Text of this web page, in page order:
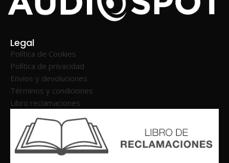
Legal
Política de Cookies
Política de privacidad
Envios y devoluciones
Términos y condiciones
Libro reclamaciones